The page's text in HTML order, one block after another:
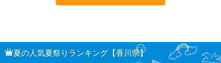
夏の人気夏祭りランキング【香川県】